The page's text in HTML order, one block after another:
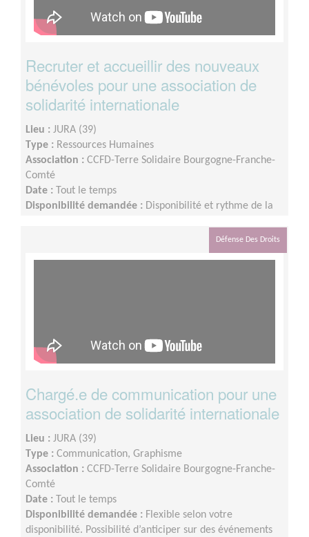
Recruter et accueillir des nouveaux
bénévoles pour une association de
solidarité internationale
Lieu : JURA (39)
Type : Ressources Humaines
Association : CCFD-Terre Solidaire Bourgogne-Franche-
Comté
Date : Tout le temps
Disponibilité demandée : Disponibilité et rythme de la
l’arrivée des contacts de nouveaux.elles bénévoles
potentiel.le.s.Durée de la mission : souhaité minimum 6
Défense Des Droits
Chargé.e de communication pour une
association de solidarité internationale
Lieu : JURA (39)
Type : Communication, Graphisme
Association : CCFD-Terre Solidaire Bourgogne-Franche-
Comté
Date : Tout le temps
Disponibilité demandée : Flexible selon votre
disponibilité. Possibilité d’anticiper sur des événements